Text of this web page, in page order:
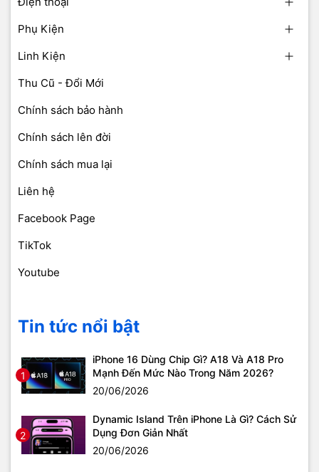
Phụ Kiện
Linh Kiện
Thu Cũ - Đổi Mới
Chính sách bảo hành
Chính sách lên đời
Chính sách mua lại
Liên hệ
Facebook Page
TikTok
Youtube
Tin tức nổi bật
1
iPhone 16 Dùng Chip Gì? A18 Và A18 Pro
Mạnh Đến Mức Nào Trong Năm 2026?
20/06/2026
2
Dynamic Island Trên iPhone Là Gì? Cách Sử
Dụng Đơn Giản Nhất
20/06/2026